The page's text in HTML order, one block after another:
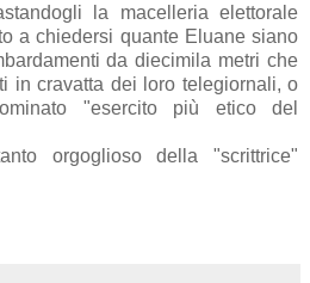
la macelleria elettorale
a chiedersi quante Eluane siano
da diecimila metri che
in cravatta dei loro telegiornali, o
"esercito più etico del
orgoglioso della "scrittrice"